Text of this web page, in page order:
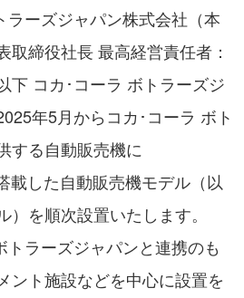
ラーズジャパン株式会社（本
取締役社長 最高経営責任者：
下 コカ･コーラ ボトラーズジ
年5月からコカ･コーラ ボト
する自動販売機に
載した自動販売機モデル（以
を順次設置いたします。
ラーズジャパンと連携のも
ント施設などを中心に設置を